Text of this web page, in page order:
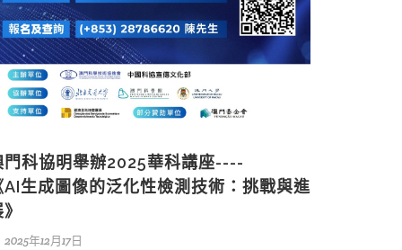
門科協明舉辦2025華科講座----
AI生成圖像的泛化性檢測技術：挑戰與進
2025年12月17日